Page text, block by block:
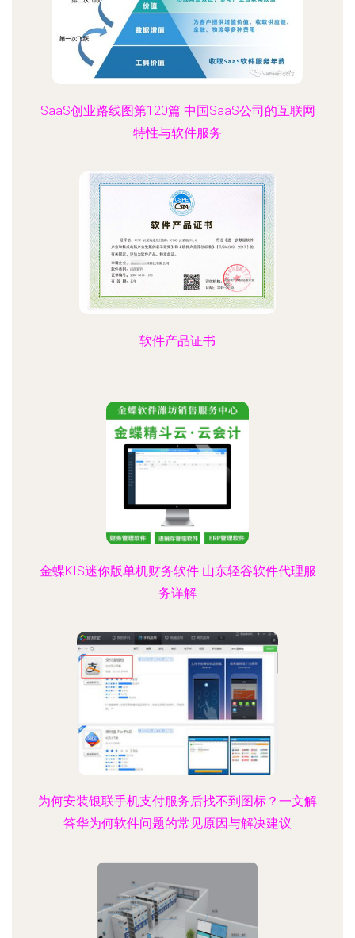
SaaS创业路线图第120篇 中国SaaS公司的互联网
特性与软件服务
软件产品证书
金蝶KIS迷你版单机财务软件 山东轻谷软件代理服
务详解
为何安装银联手机支付服务后找不到图标？一文解
答华为何软件问题的常见原因与解决建议